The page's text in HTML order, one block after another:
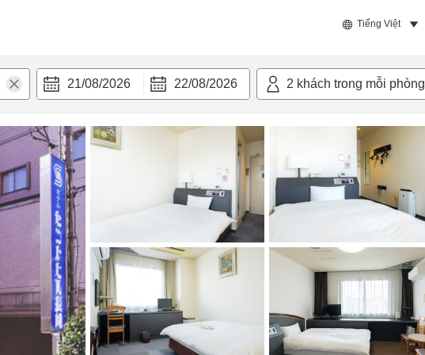
Tiếng Việt
21/08/2026 22/08/2026 2 khách trong mỗi phòng
nghi